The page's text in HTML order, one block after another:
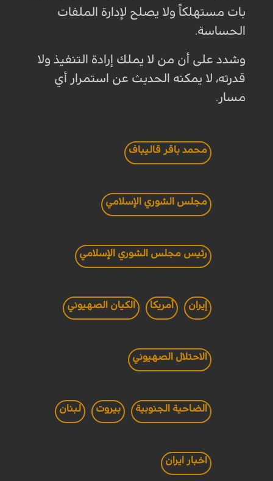
بات مستهلكاً ولا يصلح لإدارة الملفات
الحساسة.
وشدد على أن من لا يملك إرادة التنفيذ ولا
قدرته، لا يمكنه الحديث عن استمرار أي
مسار.
محمد باقر قاليباف
مجلس الشوري الإسلامي
رئيس مجلس الشوري الإسلامي
إيران أمريكا الكيان الصهيوني
الاحتلال الصهيوني
الضاحية الجنوبية بيروت لبنان
اخبار ايران